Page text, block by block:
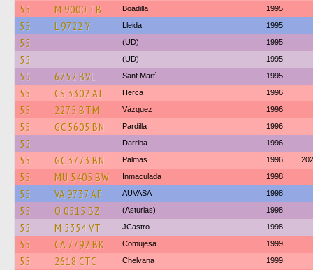
55 M 9000 TB Boadilla 1995
55 L 9722 Y Lleida 1995
55 (UD) 1995
55 (UD) 1995
55 6752 BVL Sant Martì 1995
55 CS 3302 AJ Herca 1996
55 2275 BTM Vázquez 1996
55 GC 5605 BN Pardilla 1996
55 Darriba 1996
55 GC 3773 BN Palmas 1996
55 MU 5405 BW Inmaculada 1998
55 VA 9737 AF AUVASA 1998
55 O 0515 BZ (Asturias) 1998
55 M 5354 VT JCastro 1998
55 CA 7792 BK Comujesa 1999
55 2618 CTC Chelvana 1999